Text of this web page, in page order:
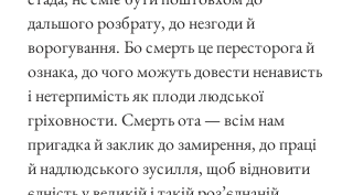
дальшого розбрату, до незгоди й
ворогування. Бо смерть це пересторога й
ознака, до чого можуть довести ненависть
і нетерпимість як плоди людської
гріховности. Смерть ота — всім нам
пригадка й заклик до замирення, до праці
й надлюдського зусилля, щоб відновити